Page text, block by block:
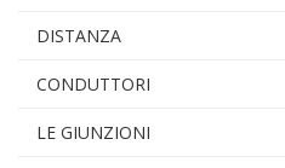
DISTANZA
CONDUTTORI
LE GIUNZIONI